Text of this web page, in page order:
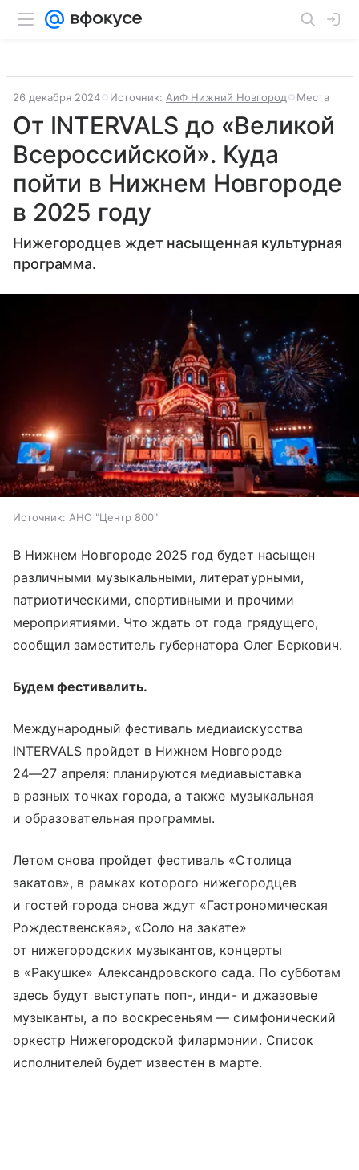
26 декабря 2024 Источник: АиФ Нижний Новгород Места
От INTERVALS до «Великой
Всероссийской». Куда
пойти в Нижнем Новгороде
в 2025 году
Нижегородцев ждет насыщенная культурная
программа.
Источник: АНО "Центр 800"
В Нижнем Новгороде 2025 год будет насыщен
различными музыкальными, литературными,
патриотическими, спортивными и прочими
мероприятиями. Что ждать от года грядущего,
сообщил заместитель губернатора Олег Беркович.
Будем фестивалить.
Международный фестиваль медиаискусства
INTERVALS пройдет в Нижнем Новгороде
24—27 апреля: планируются медиавыставка
в разных точках города, а также музыкальная
и образовательная программы.
Летом снова пройдет фестиваль «Столица
закатов», в рамках которого нижегородцев
и гостей города снова ждут «Гастрономическая
Рождественская», «Соло на закате»
от нижегородских музыкантов, концерты
в «Ракушке» Александровского сада. По субботам
здесь будут выступать поп-, инди- и джазовые
музыканты, а по воскресеньям — симфонический
оркестр Нижегородской филармонии. Список
исполнителей будет известен в марте.